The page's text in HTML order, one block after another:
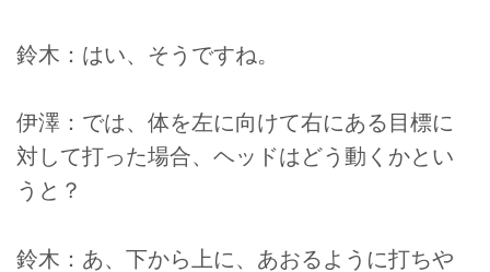
鈴木：はい、そうですね。
伊澤：では、体を左に向けて右にある目標に
対して打った場合、ヘッドはどう動くかとい
うと？
鈴木：あ、下から上に、あおるように打ちや